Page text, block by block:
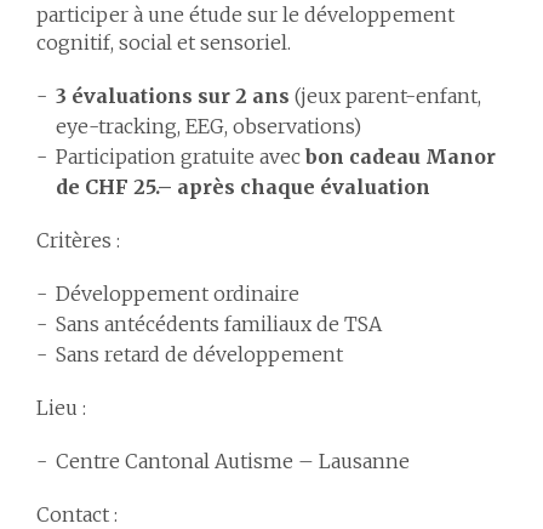
participer à une étude sur le développement
cognitif, social et sensoriel.
3 évaluations sur 2 ans (jeux parent-enfant,
eye-tracking, EEG, observations)
Participation gratuite avec bon cadeau Manor
de CHF 25.– après chaque évaluation
Critères :
Développement ordinaire
Sans antécédents familiaux de TSA
Sans retard de développement
Lieu :
Centre Cantonal Autisme – Lausanne
Contact :